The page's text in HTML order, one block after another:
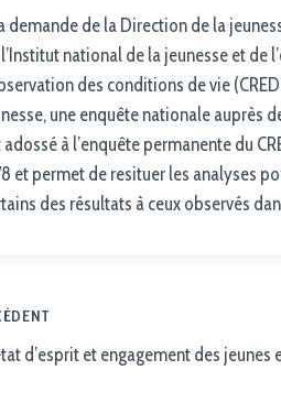
demande de la Direction de la
national de la jeunesse et de
des conditions de vie
une enquête nationale auprès
adossé à l’enquête permanente du
et permet de resituer les analyses
des résultats à ceux observés
d’esprit et engagement des jeunes